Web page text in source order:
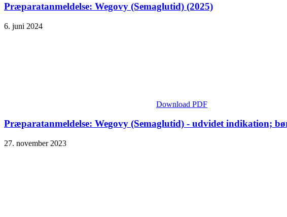
Præparatanmeldelse: Wegovy (Semaglutid) (2025)
6. juni 2024
Download PDF
Præparatanmeldelse: Wegovy (Semaglutid) - udvidet indikation;
27. november 2023